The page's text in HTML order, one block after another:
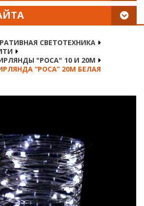
СВЕТОТЕХНИКА
"РОСА" 10 И 20М
“РОСА” 20М БЕЛАЯ